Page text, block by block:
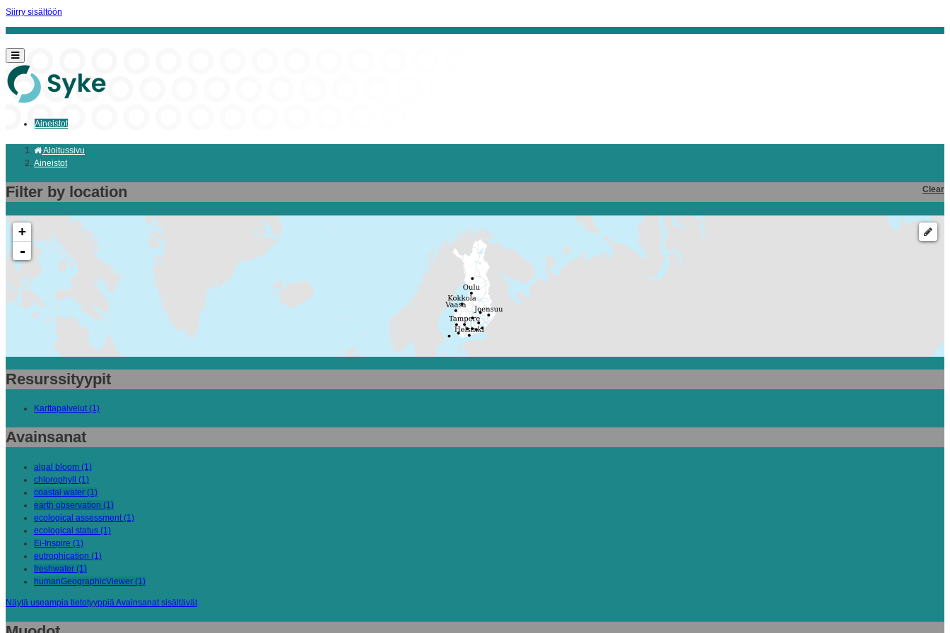
Siirry sisältöön
Aineistot
Aloitussivu
Aineistot
Filter by location Clear
+
-
Resurssityypit
Karttapalvelut (1)
Avainsanat
algal bloom (1)
chlorophyll (1)
coastal water (1)
earth observation (1)
ecological assessment (1)
ecological status (1)
Ei-Inspire (1)
eutrophication (1)
freshwater (1)
humanGeographicViewer (1)
Näytä useampia tietotyyppiä Avainsanat sisältävät